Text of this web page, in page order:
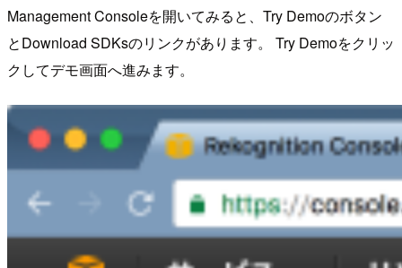
Management Consoleを開いてみると、Try Demoのボタン
とDownload SDKsのリンクがあります。 Try Demoをクリッ
クしてデモ画面へ進みます。